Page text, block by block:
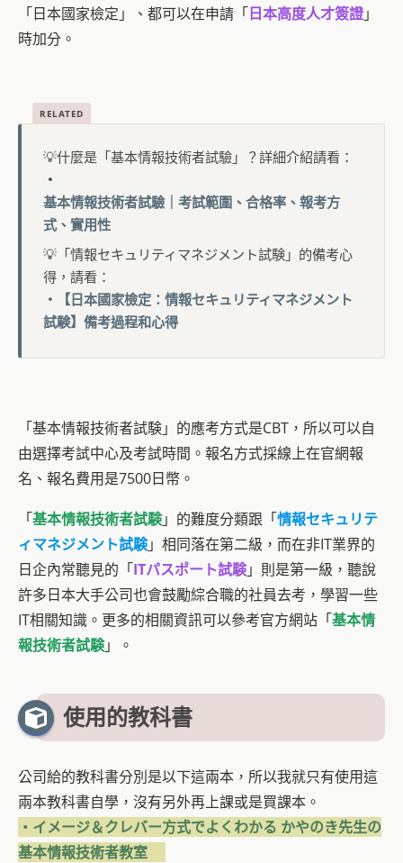
「日本國家檢定」、都可以在申請「日本高度人才簽證」
時加分。
💡什麼是「基本情報技術者試驗」？詳細介紹請看：
・
基本情報技術者試驗｜考試範圍、合格率、報考方
式、實用性
💡「情報セキュリティマネジメント試験」的備考心
得，請看：
・【日本國家檢定：情報セキュリティマネジメント
試験】備考過程和心得
「基本情報技術者試験」的應考方式是CBT，所以可以自
由選擇考試中心及考試時間。報名方式採線上在官網報
名、報名費用是7500日幣。
「基本情報技術者試験」的難度分類跟「情報セキュリテ
ィマネジメント試験」相同落在第二級，而在非IT業界的
日企內常聽見的「ITパスポート試験」則是第一級，聽說
許多日本大手公司也會鼓勵綜合職的社員去考，學習一些
IT相關知識。更多的相關資訊可以參考官方網站「基本情
報技術者試験」。
使用的教科書
公司給的教科書分別是以下這兩本，所以我就只有使用這
兩本教科書自學，沒有另外再上課或是買課本。
・イメージ＆クレバー方式でよくわかる かやのき先生の
基本情報技術者教室